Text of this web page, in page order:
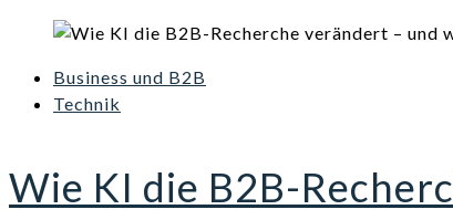
Business und B2B
Technik
Wie KI die B2B-